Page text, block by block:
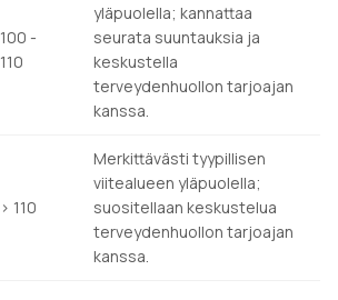
100 -
110
yläpuolella; kannattaa
seurata suuntauksia ja
keskustella
terveydenhuollon tarjoajan
kanssa.
> 110
Merkittävästi tyypillisen
viitealueen yläpuolella;
suositellaan keskustelua
terveydenhuollon tarjoajan
kanssa.